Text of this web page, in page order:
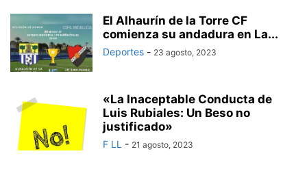
El Alhaurín de la Torre CF
comienza su andadura en La...
Deportes - 23 agosto, 2023
«La Inaceptable Conducta de
Luis Rubiales: Un Beso no
justificado»
F LL - 21 agosto, 2023